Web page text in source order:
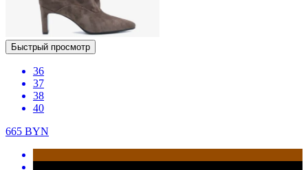
Быстрый просмотр
36
37
38
40
665 BYN